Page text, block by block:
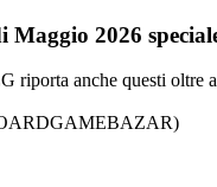
2026
riporta anche questi oltre